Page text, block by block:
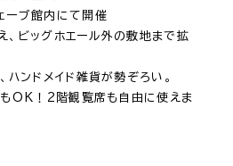
ーブ館内にて開催
、ビッグホエール外の敷地まで拡
ハンドメイド雑貨が勢ぞろい。
OK！2階観覧席も自由に使えま